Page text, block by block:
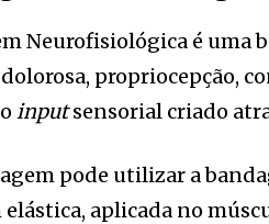
Neurofisiológica é uma
propriocepção,
inputsensorial criado
pode utilizar a
aplicada no